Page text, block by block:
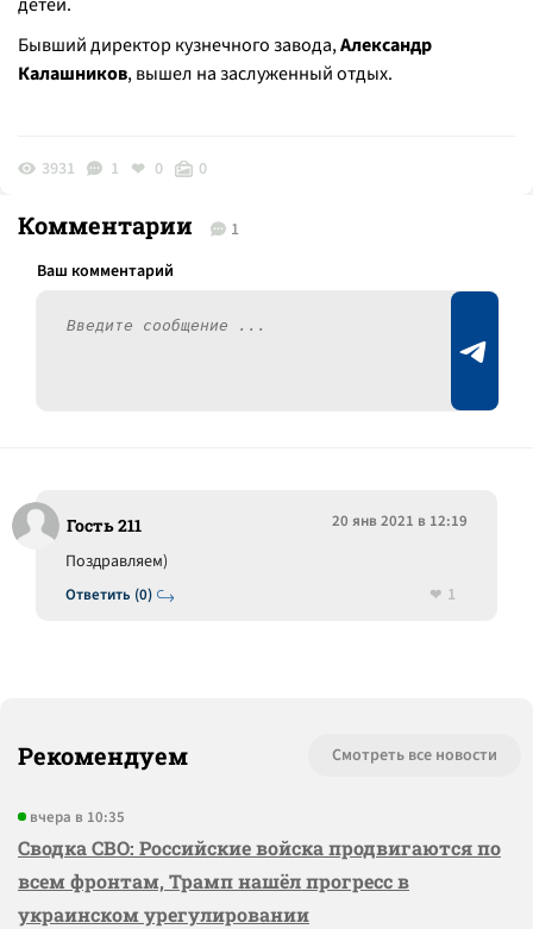
Бывший директор кузнечного завода,Александр
Калашников, вышел на заслуженный отдых.
3931 1 0 0
Комментарии 1
Гость 211 20 янв 2021 в 12:19
Ответить (0)
Поздравляем)
1
Рекомендуем Смотреть все новости
вчера в 10:35
Сводка СВО: Российские войска продвигаются по
всем фронтам, Трамп нашёл прогресс в
украинском урегулировании